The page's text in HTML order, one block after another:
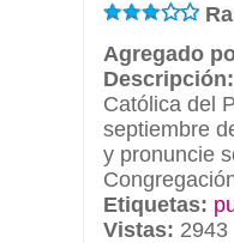
Agregado
Descripción:
Católica del
septiembre
y pronuncie
Etiquetas:
Vistas: 2943